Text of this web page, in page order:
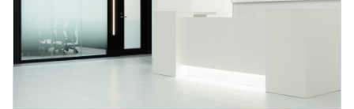
企業を取り巻くすべてのステークホルダーとの良好なコミ
ュニケーションを構築するためのASPシステムです。3つ
の投資主体をインターネット上で結ぶ国内唯一の投資マー
ケティングツールであり、累計600社以上が導入している
市場占有率No.1のサービスです。
■賃金形態：日給月給制（年収額を12分割で支給）
＜年収803万の場合＞
■月給：66.8万円
＜内訳＞※管理監督者以外の場合の一例